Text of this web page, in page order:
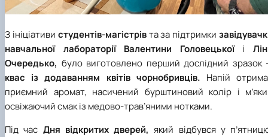
З ініціативи студентів-магістрівта за підтримки
навчальної лабораторії Валентини Головецької і
Очередько, було виготовлено перший дослідний зразок
квас із додаванням квітів чорнобривців. Напій
приємний аромат, насичений бурштиновий колір і
освіжаючий смак із медово-трав’яними нотками.
Під час Дня відкритих дверей, який відбувся у